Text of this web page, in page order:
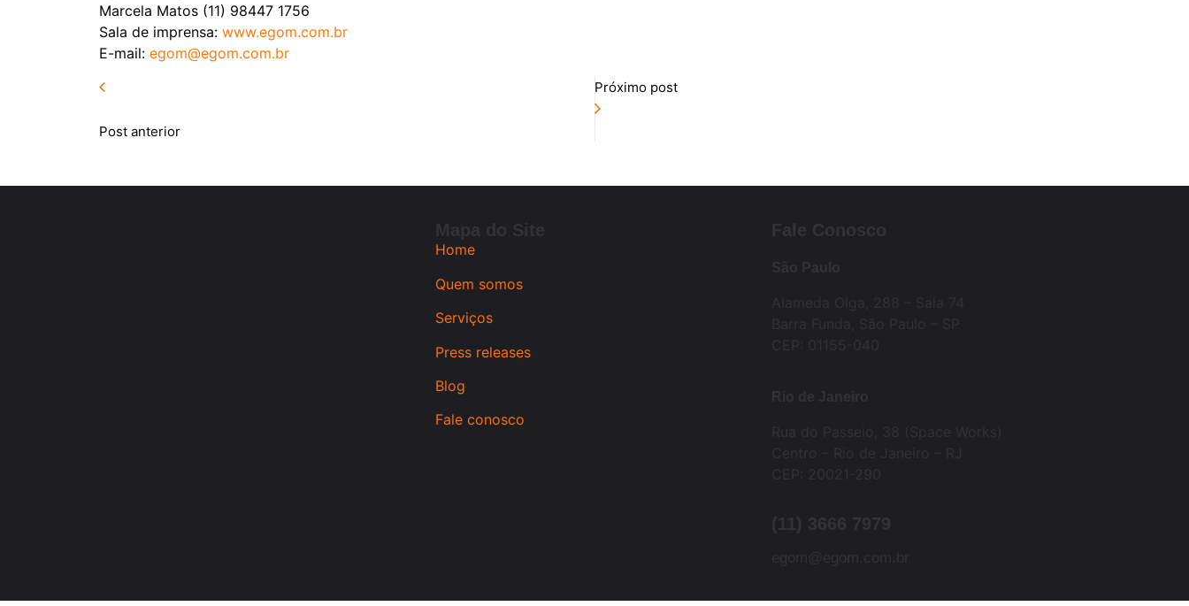
Marcela Matos (11) 98447 1756
Sala de imprensa: www.egom.com.br
E-mail: egom@egom.com.br
Post anterior
Próximo post
Home
Quem somos
Serviços
Press releases
Blog
Fale conosco